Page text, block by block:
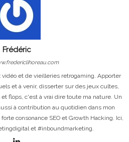
Frédéric
et de vieilleries retrogaming. Apporter
et à venir, disserter sur des jeux cultes,
flops, c'est à vrai dire toute ma nature. Un
à contribution au quotidien dans mon
consonance SEO et Growth Hacking. Ici,
et #inboundmarketing.